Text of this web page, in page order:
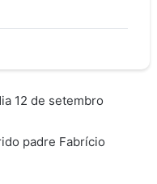
12 de setembro
padre Fabrício